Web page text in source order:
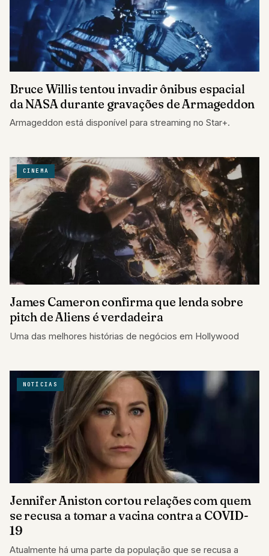
Bruce Willis tentou invadir ônibus espacial
da NASA durante gravações de Armageddon
Armageddon está disponível para streaming no Star+.
CINEMA
James Cameron confirma que lenda sobre
pitch de Aliens é verdadeira
Uma das melhores histórias de negócios em Hollywood
NOTÍCIAS
Jennifer Aniston cortou relações com quem
se recusa a tomar a vacina contra a COVID-
19
Atualmente há uma parte da população que se recusa a